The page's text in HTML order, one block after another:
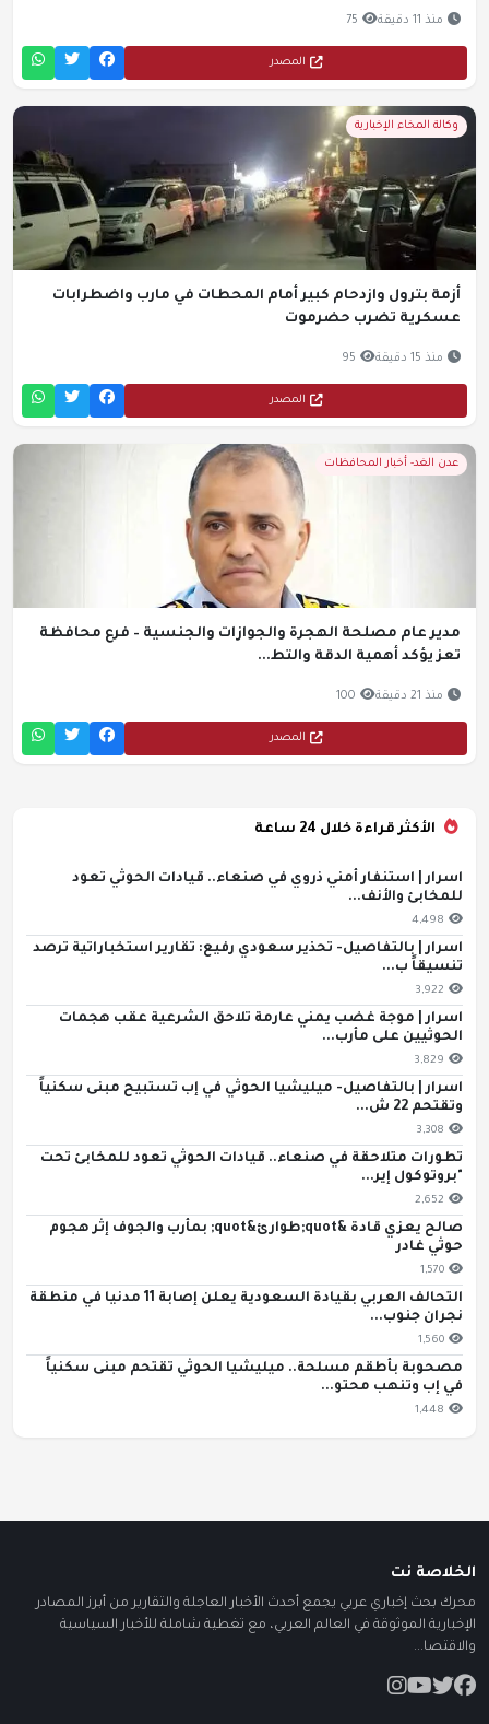
منذ 11 دقيقة 75
المصدر
وكالة المخاء الإخبارية
أزمة بترول وازدحام كبير أمام المحطات في مارب واضطرابات
عسكرية تضرب حضرموت
منذ 15 دقيقة 95
المصدر
عدن الغد- أخبار المحافظات
مدير عام مصلحة الهجرة والجوازات والجنسية – فرع محافظة
تعز يؤكد أهمية الدقة والتط...
منذ 21 دقيقة 100
المصدر
الأكثر قراءة خلال 24 ساعة
اسرار | استنفار أمني ذروي في صنعاء.. قيادات الحوثي تعود
للمخابئ والأنف...
4,498
اسرار | بالتفاصيل- تحذير سعودي رفيع: تقارير استخباراتية ترصد
تنسيقاً ب...
3,922
اسرار | موجة غضب يمني عارمة تلاحق الشرعية عقب هجمات
الحوثيين على مأرب...
3,829
اسرار | بالتفاصيل- ميليشيا الحوثي في إب تستبيح مبنى سكنياً
وتقتحم 22 ش...
3,308
تطورات متلاحقة في صنعاء.. قيادات الحوثي تعود للمخابئ تحت
"بروتوكول إير...
2,652
صالح يعزي قادة &quot;طوارئ&quot; بمأرب والجوف إثر هجوم
حوثي غادر
1,570
التحالف العربي بقيادة السعودية يعلن إصابة 11 مدنيا في منطقة
نجران جنوب...
1,560
مصحوبة بأطقم مسلحة.. ميليشيا الحوثي تقتحم مبنى سكنياً
في إب وتنهب محتو...
1,448
الخلاصة نت
محرك بحث إخباري عربي يجمع أحدث الأخبار العاجلة والتقارير من أبرز المصادر
الإخبارية الموثوقة في العالم العربي، مع تغطية شاملة للأخبار السياسية
والاقتصا...